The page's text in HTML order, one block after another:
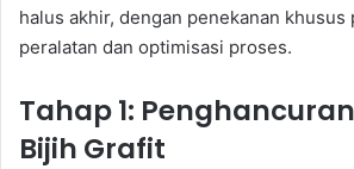
halus akhir, dengan penekanan khusus
peralatan dan optimisasi proses.
Tahap 1:
Bijih Grafit